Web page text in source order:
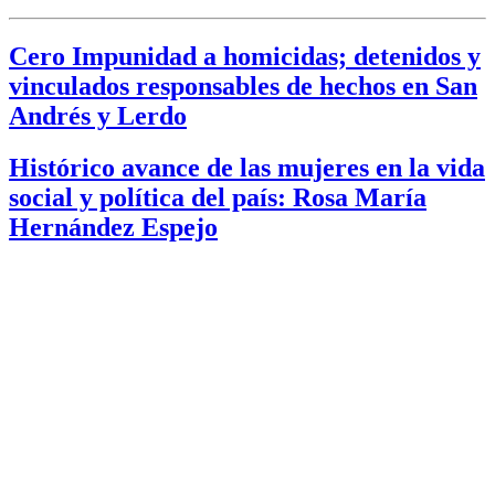
Cero Impunidad a homicidas; detenidos y
vinculados responsables de hechos en San
Andrés y Lerdo
Histórico avance de las mujeres en la vida
social y política del país: Rosa María
Hernández Espejo